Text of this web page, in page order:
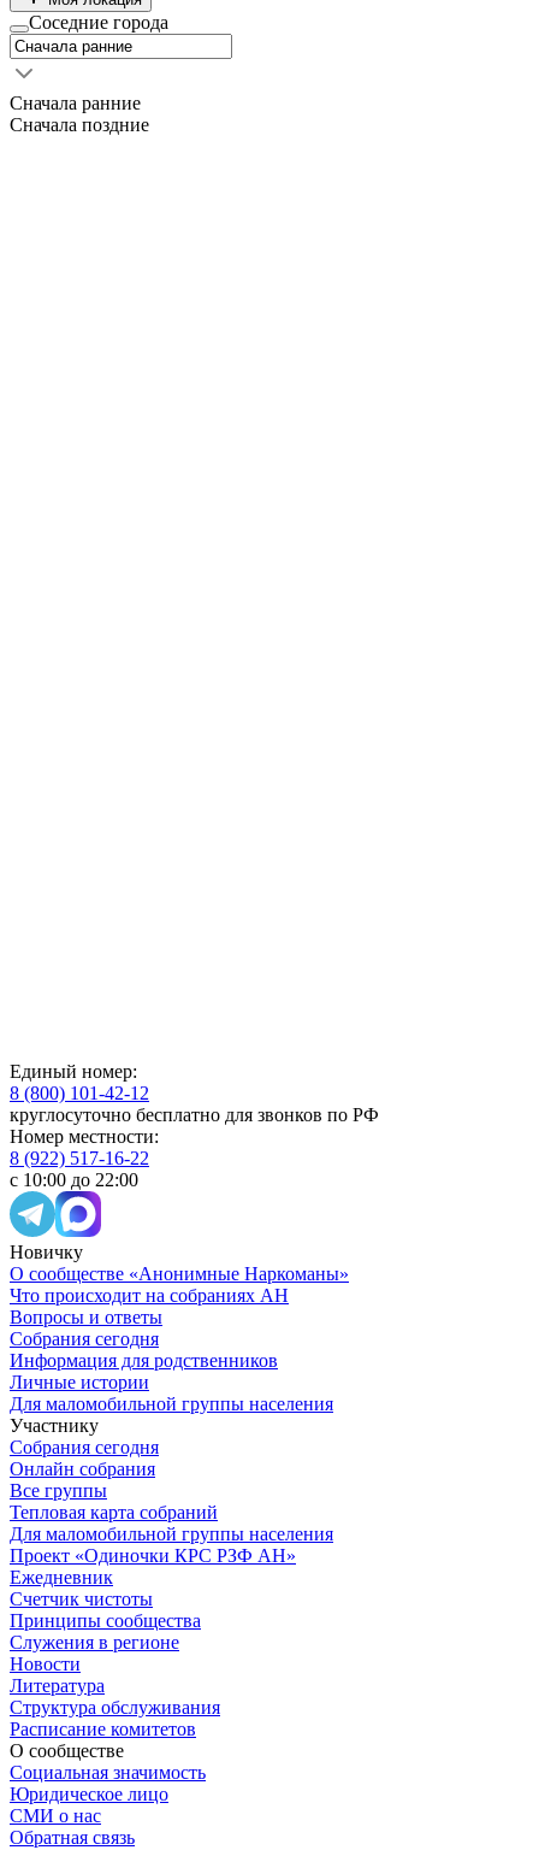
Соседние города
Сначала ранние
Сначала поздние
Единый номер:
8 (800) 101-42-12
круглосуточно бесплатно для звонков по РФ
Номер местности:
8 (922) 517-16-22
с 10:00 до 22:00
Новичку
О сообществе «Анонимные Наркоманы»
Что происходит на собраниях АН
Вопросы и ответы
Собрания сегодня
Информация для родственников
Личные истории
Для маломобильной группы населения
Участнику
Собрания сегодня
Онлайн собрания
Все группы
Тепловая карта собраний
Для маломобильной группы населения
Проект «Одиночки КРС РЗФ АН»
Ежедневник
Счетчик чистоты
Принципы сообщества
Служения в регионе
Новости
Литература
Структура обслуживания
Расписание комитетов
О сообществе
Социальная значимость
Юридическое лицо
СМИ о нас
Обратная связь